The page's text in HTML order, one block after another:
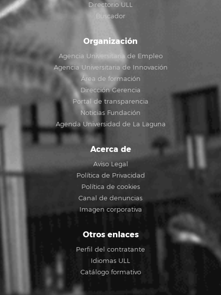
Directorio ULL
Buscador
Organización
Agencia Universitaria de Empleo
Agencia Universitaria de Innovación
Área de formación
Dirección Gerencia
Portal de transparencia
Noticias Fundación
Agenda Universidad de La Laguna
Acerca de
Aviso Legal
Política de Privacidad
Política de cookies
Canal de denuncias
Imagen corporativa
Otros enlaces
Perfil del contratante
Idiomas ULL
Catálogo formativo